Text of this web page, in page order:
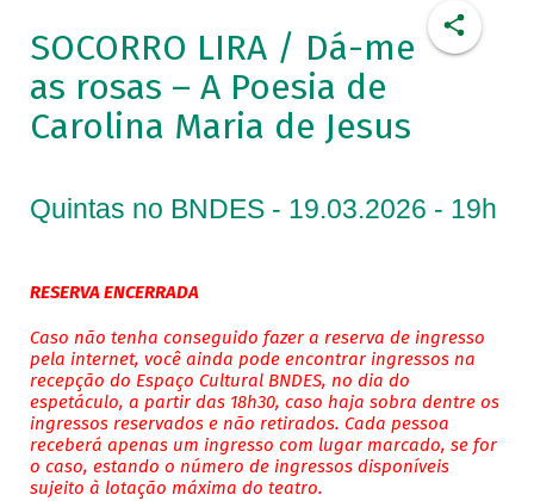
SOCORRO LIRA / Dá-me
as rosas – A Poesia de
Carolina Maria de Jesus
Quintas no BNDES - 19.03.2026 - 19h
RESERVA ENCERRADA
Caso não tenha conseguido fazer a reserva de ingresso
pela internet, você ainda pode encontrar ingressos na
recepção do Espaço Cultural BNDES, no dia do
espetáculo, a partir das 18h30, caso haja sobra dentre os
ingressos reservados e não retirados. Cada pessoa
receberá apenas um ingresso com lugar marcado, se for
o caso, estando o número de ingressos disponíveis
sujeito à lotação máxima do teatro.